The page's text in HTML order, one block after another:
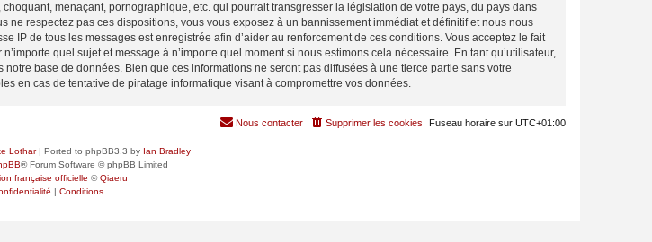
menaçant, pornographique, etc. qui pourrait transgresser la législation de votre pays, du pays dans
respectez pas ces dispositions, vous vous exposez à un bannissement immédiat et définitif et nous nous
IP de tous les messages est enregistrée afin d’aider au renforcement de ces conditions. Vous acceptez le fait
quel sujet et message à n’importe quel moment si nous estimons cela nécessaire. En tant qu’utilisateur,
base de données. Bien que ces informations ne seront pas diffusées à une tierce partie sans votre
en cas de tentative de piratage informatique visant à compromettre vos données.
Fuseau horaire sur UTC+01:00
Supprimer les cookies
Nous contacter
Lothar| Ported to phpBB3.3 by Ian Bradley
® Forum Software © phpBB Limited
française officielle ©Qiaeru
| Conditions